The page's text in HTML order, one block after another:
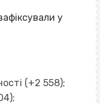
у
(+2 558);